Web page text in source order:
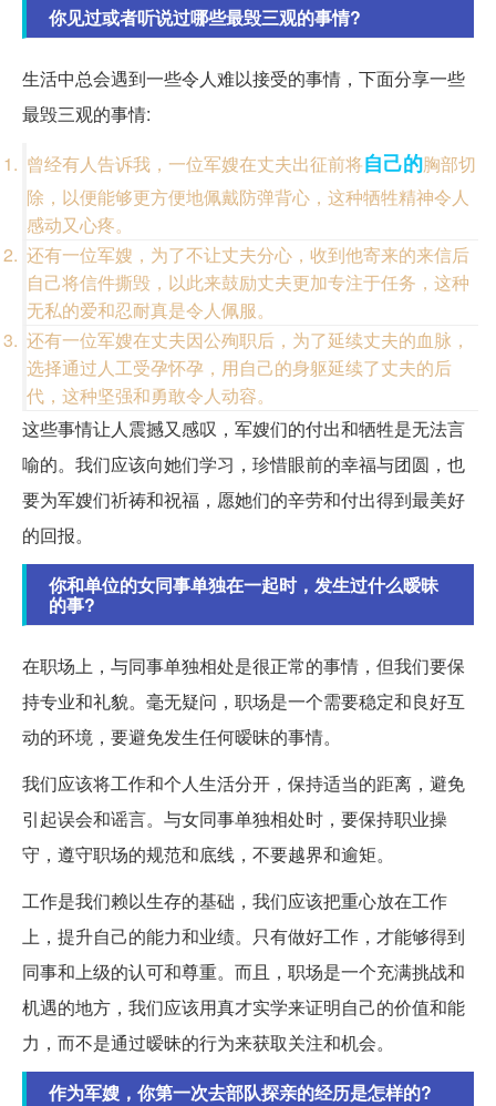
你见过或者听说过哪些最毁三观的事情?
生活中总会遇到一些令人难以接受的事情，下面分享一些
最毁三观的事情:
曾经有人告诉我，一位军嫂在丈夫出征前将自己的胸部切
除，以便能够更方便地佩戴防弹背心，这种牺牲精神令人
感动又心疼。
还有一位军嫂，为了不让丈夫分心，收到他寄来的来信后
自己将信件撕毁，以此来鼓励丈夫更加专注于任务，这种
无私的爱和忍耐真是令人佩服。
还有一位军嫂在丈夫因公殉职后，为了延续丈夫的血脉，
选择通过人工受孕怀孕，用自己的身躯延续了丈夫的后
代，这种坚强和勇敢令人动容。
这些事情让人震撼又感叹，军嫂们的付出和牺牲是无法言
喻的。我们应该向她们学习，珍惜眼前的幸福与团圆，也
要为军嫂们祈祷和祝福，愿她们的辛劳和付出得到最美好
的回报。
你和单位的女同事单独在一起时，发生过什么暧昧
的事?
在职场上，与同事单独相处是很正常的事情，但我们要保
持专业和礼貌。毫无疑问，职场是一个需要稳定和良好互
动的环境，要避免发生任何暧昧的事情。
我们应该将工作和个人生活分开，保持适当的距离，避免
引起误会和谣言。与女同事单独相处时，要保持职业操
守，遵守职场的规范和底线，不要越界和逾矩。
工作是我们赖以生存的基础，我们应该把重心放在工作
上，提升自己的能力和业绩。只有做好工作，才能够得到
同事和上级的认可和尊重。而且，职场是一个充满挑战和
机遇的地方，我们应该用真才实学来证明自己的价值和能
力，而不是通过暧昧的行为来获取关注和机会。
作为军嫂，你第一次去部队探亲的经历是怎样的?